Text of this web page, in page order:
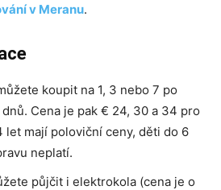
v Meranu.
koupit na 1, 3 nebo 7 po
Cena je pak € 24, 30 a 34 pro
let mají poloviční ceny, děti do 6
neplatí.
půjčit i elektrokola (cena je o